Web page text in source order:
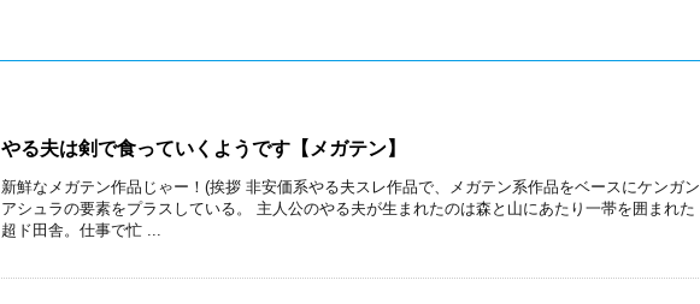
やる夫は剣で食っていくようです【メガテン】
新鮮なメガテン作品じゃー！(挨拶 非安価系やる夫スレ作品で、メガテン系作品をベースにケンガン
アシュラの要素をプラスしている。 主人公のやる夫が生まれたのは森と山にあたり一帯を囲まれた
超ド田舎。仕事で忙 ...